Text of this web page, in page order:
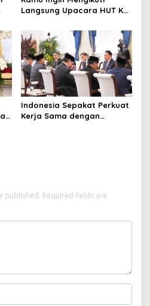
Langsung Upacara HUT Ke-
Istana? Ini Link
Pendaftaran Resminya di
Sini
Indonesia Sepakat Perkuat
Kerja Sama dengan
published. Required fields are